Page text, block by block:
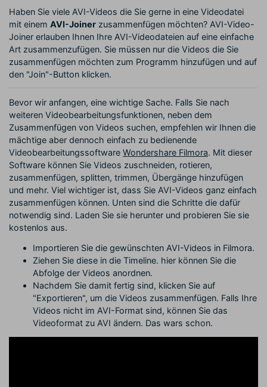
Creator
Monetarisierungs-
Programm
Monetarisieren Sie
Freunde-werben-
Programm
An Freunde empfehlen,
Blog
Kunden-Geschichten
Erfahren Sie, wie unsere
Affiliate-Programm
Schalten Sie Partnerschaften
auf Unternehmensebene frei
Haben Sie viele AVI-Videos die Sie gerne in eine Videodatei
mit einem AVI-Joiner zusammenfügen möchten? AVI-Video-
Joiner erlauben Ihnen Ihre AVI-Videodateien auf eine einfache
Art zusammenzufügen. Sie müssen nur die Videos die Sie
zusammenfügen möchten zum Programm hinzufügen und auf
den "Join"-Button klicken.
Bevor wir anfangen, eine wichtige Sache. Falls Sie nach
weiteren Videobearbeitungsfunktionen, neben dem
Zusammenfügen von Videos suchen, empfehlen wir Ihnen die
mächtige aber dennoch einfach zu bedienende
Videobearbeitungssoftware Wondershare Filmora. Mit dieser
Software können Sie Videos zuschneiden, rotieren,
zusammenfügen, splitten, trimmen, Übergänge hinzufügen
und mehr. Viel wichtiger ist, dass Sie AVI-Videos ganz einfach
zusammenfügen können. Unten sind die Schritte die dafür
notwendig sind. Laden Sie sie herunter und probieren Sie sie
kostenlos aus.
Importieren Sie die gewünschten AVI-Videos in Filmora.
Ziehen Sie diese in die Timeline. hier können Sie die
Abfolge der Videos anordnen.
Nachdem Sie damit fertig sind, klicken Sie auf
"Exportieren", um die Videos zusammenfügen. Falls Ihre
Videos nicht im AVI-Format sind, können Sie das
Videoformat zu AVI ändern. Das wars schon.